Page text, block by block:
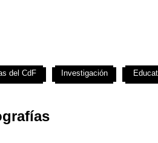
del CdF Investigación